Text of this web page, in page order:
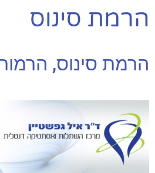
הרמת סינוס
הרמת סינוס,